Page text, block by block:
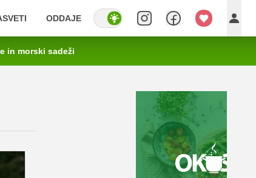
ODDAJE
in morski sadeži